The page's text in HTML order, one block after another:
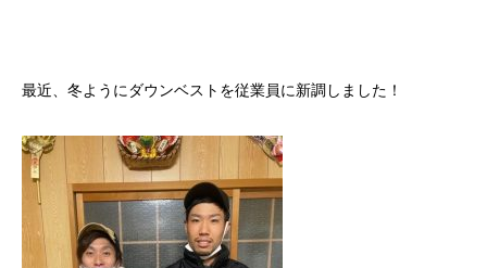
最近、冬ようにダウンベストを従業員に新調しました！